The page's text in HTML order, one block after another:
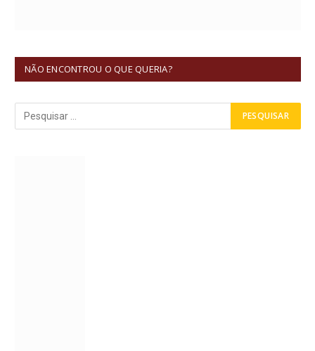
NÃO ENCONTROU O QUE QUERIA?